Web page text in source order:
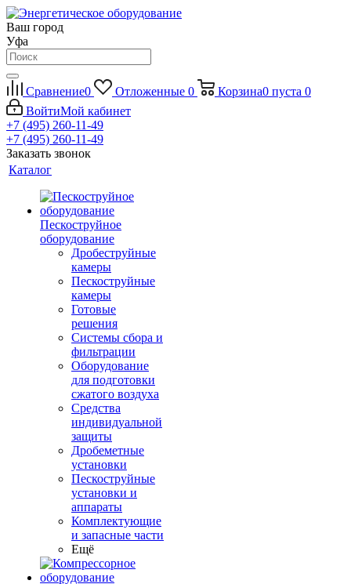
Ваш город
Уфа
Сравнение0 Отложенные 0 Корзина0 пуста 0
ВойтиМой кабинет
+7 (495) 260-11-49
+7 (495) 260-11-49
Заказать звонок
Каталог
Пескоструйное
оборудование
Дробеструйные
камеры
Пескоструйные
камеры
Готовые
решения
Системы сбора и
фильтрации
Оборудование
для подготовки
сжатого воздуха
Средства
индивидуальной
защиты
Дробеметные
установки
Пескоструйные
установки и
аппараты
Комплектующие
и запасные части
Ещё